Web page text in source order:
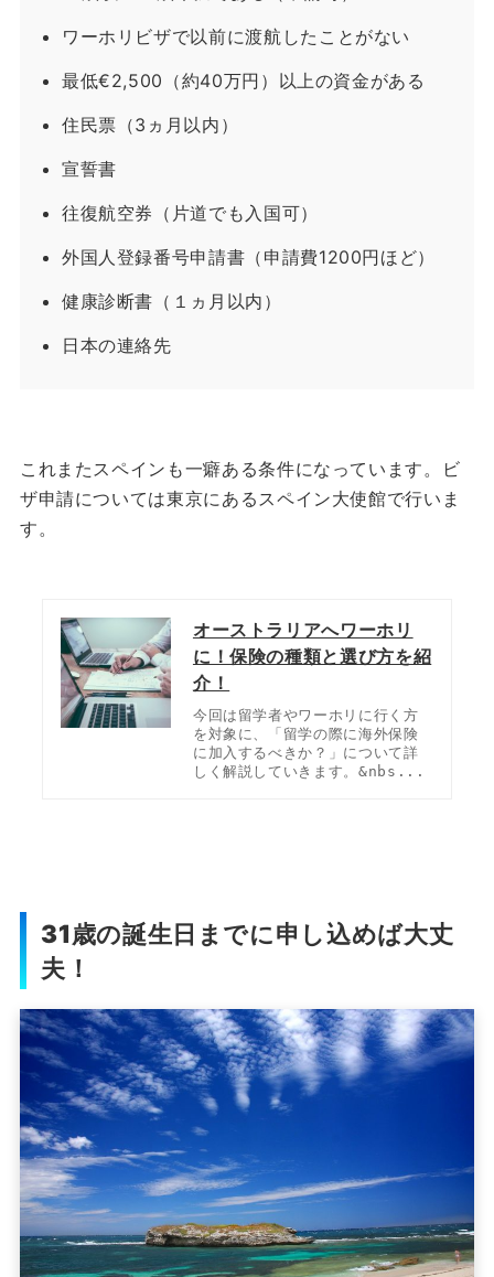
ワーホリビザで以前に渡航したことがない
最低€2,500（約40万円）以上の資金がある
住民票（3ヵ月以内）
宣誓書
往復航空券（片道でも入国可）
外国人登録番号申請書（申請費1200円ほど）
健康診断書（１ヵ月以内）
日本の連絡先
これまたスペインも一癖ある条件になっています。
ビ
ザ申請については東京にあるスペイン大使館で行いま
す。
オーストラリアへワーホリ
に！保険の種類と選び方を紹
介！
今回は留学者やワーホリに行く方
を対象に、「留学の際に海外保険
に加入するべきか？」について詳
しく解説していきます。&nbs...
31歳の誕生日までに申し込めば大丈
夫！